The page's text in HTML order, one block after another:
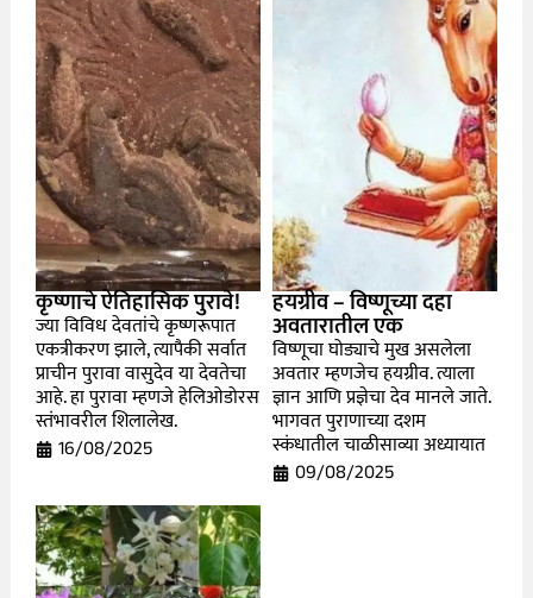
कृष्णाचे ऐतिहासिक पुरावे!
ज्या विविध देवतांचे कृष्णरूपात
एकत्रीकरण झाले, त्यापैकी सर्वात
प्राचीन पुरावा वासुदेव या देवतेचा
आहे. हा पुरावा म्हणजे हेलिओडोरस
स्तंभावरील शिलालेख.
16/08/2025
हयग्रीव – विष्णूच्या दहा
अवतारातील एक
विष्णूचा घोड्याचे मुख असलेला
अवतार म्हणजेच हयग्रीव. त्याला
ज्ञान आणि प्रज्ञेचा देव मानले जाते.
भागवत पुराणाच्या दशम
स्कंधातील चाळीसाव्या अध्यायात
09/08/2025